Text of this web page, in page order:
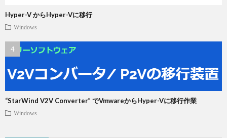
Hyper-V からHyper-Vに移行
Windows
“StarWind V2V Converter” でVmwareからHyper-Vに移行作業
Windows